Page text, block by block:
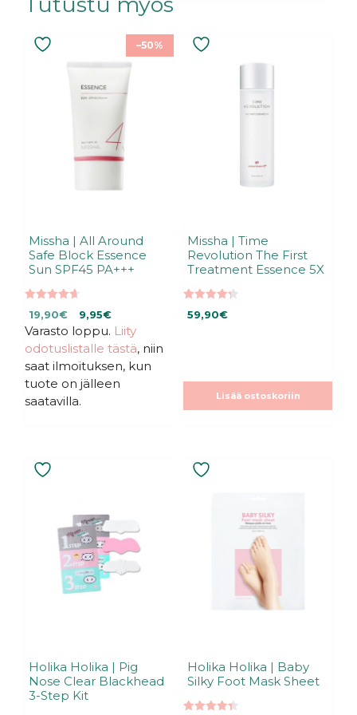
–50%
Missha | All Around
Safe Block Essence
Sun SPF45 PA+++
4.70
5:stä
Alkuperäinen
hinta
oli:
19,90€.
19,90€Nykyinen
hinta
on:
19,90€.
9,95€
Varasto loppu. Liity
odotuslistalle tästä, niin
saat ilmoituksen, kun
tuote on jälleen
saatavilla.
Missha | Time
Revolution The First
Treatment Essence 5X
4.33
5:stä
59,90€
Lisää ostoskoriin
Holika Holika | Pig
Nose Clear Blackhead
3-Step Kit
Holika Holika | Baby
Silky Foot Mask Sheet